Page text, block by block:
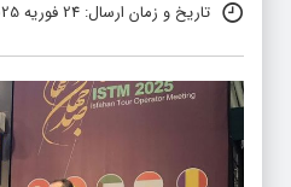
تاریخ و زمان ارسال: 24 فوریه 2025 ساعت 17:44